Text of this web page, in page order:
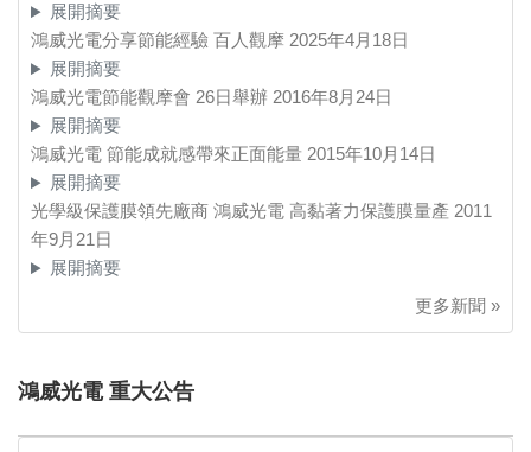
展開摘要
鴻威光電分享節能經驗 百人觀摩 2025年4月18日
展開摘要
鴻威光電節能觀摩會 26日舉辦 2016年8月24日
展開摘要
鴻威光電 節能成就感帶來正面能量 2015年10月14日
展開摘要
光學級保護膜領先廠商 鴻威光電 高黏著力保護膜量產 2011
年9月21日
展開摘要
更多新聞 »
鴻威光電 重大公告